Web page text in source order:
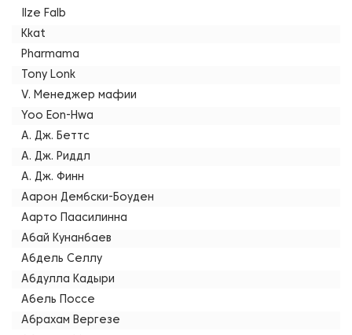
Ilze Falb
Kkat
Pharmama
Tony Lonk
V. Менеджер мафии
Yoo Eon-Hwa
А. Дж. Беттс
А. Дж. Риддл
А. Дж. Финн
Аарон Дембски-Боуден
Аарто Паасилинна
Абай Кунанбаев
Абдель Селлу
Абдулла Кадыри
Абель Поссе
Абрахам Вергезе